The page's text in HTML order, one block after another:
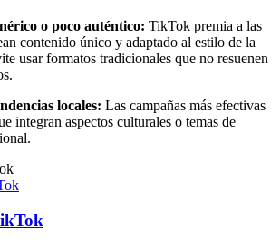
o poco auténtico: TikTok premia a las
contenido único y adaptado al estilo de la
usar formatos tradicionales que no resuenen
locales: Las campañas más efectivas
integran aspectos culturales o temas de